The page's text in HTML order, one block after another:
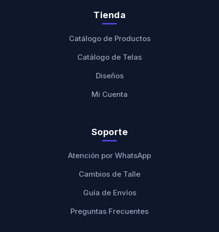
Tienda
Catálogo de Productos
Catálogo de Telas
Diseños
Mi Cuenta
Soporte
Atención por WhatsApp
Cambios de Talle
Guía de Envíos
Preguntas Frecuentes